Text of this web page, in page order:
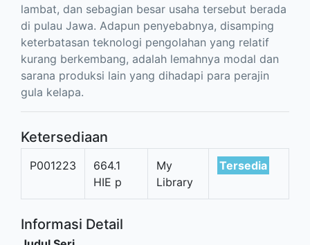
lambat, dan sebagian besar usaha tersebut berada
di pulau Jawa. Adapun penyebabnya, disamping
keterbatasan teknologi pengolahan yang relatif
kurang berkembang, adalah lemahnya modal dan
sarana produksi lain yang dihadapi para perajin
gula kelapa.
Ketersediaan
P001223
664.1
HIE p
My
Library
Tersedia
Informasi Detail